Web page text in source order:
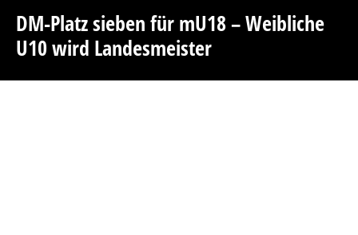
DM-Platz sieben für mU18 – Weibliche
U10 wird Landesmeister